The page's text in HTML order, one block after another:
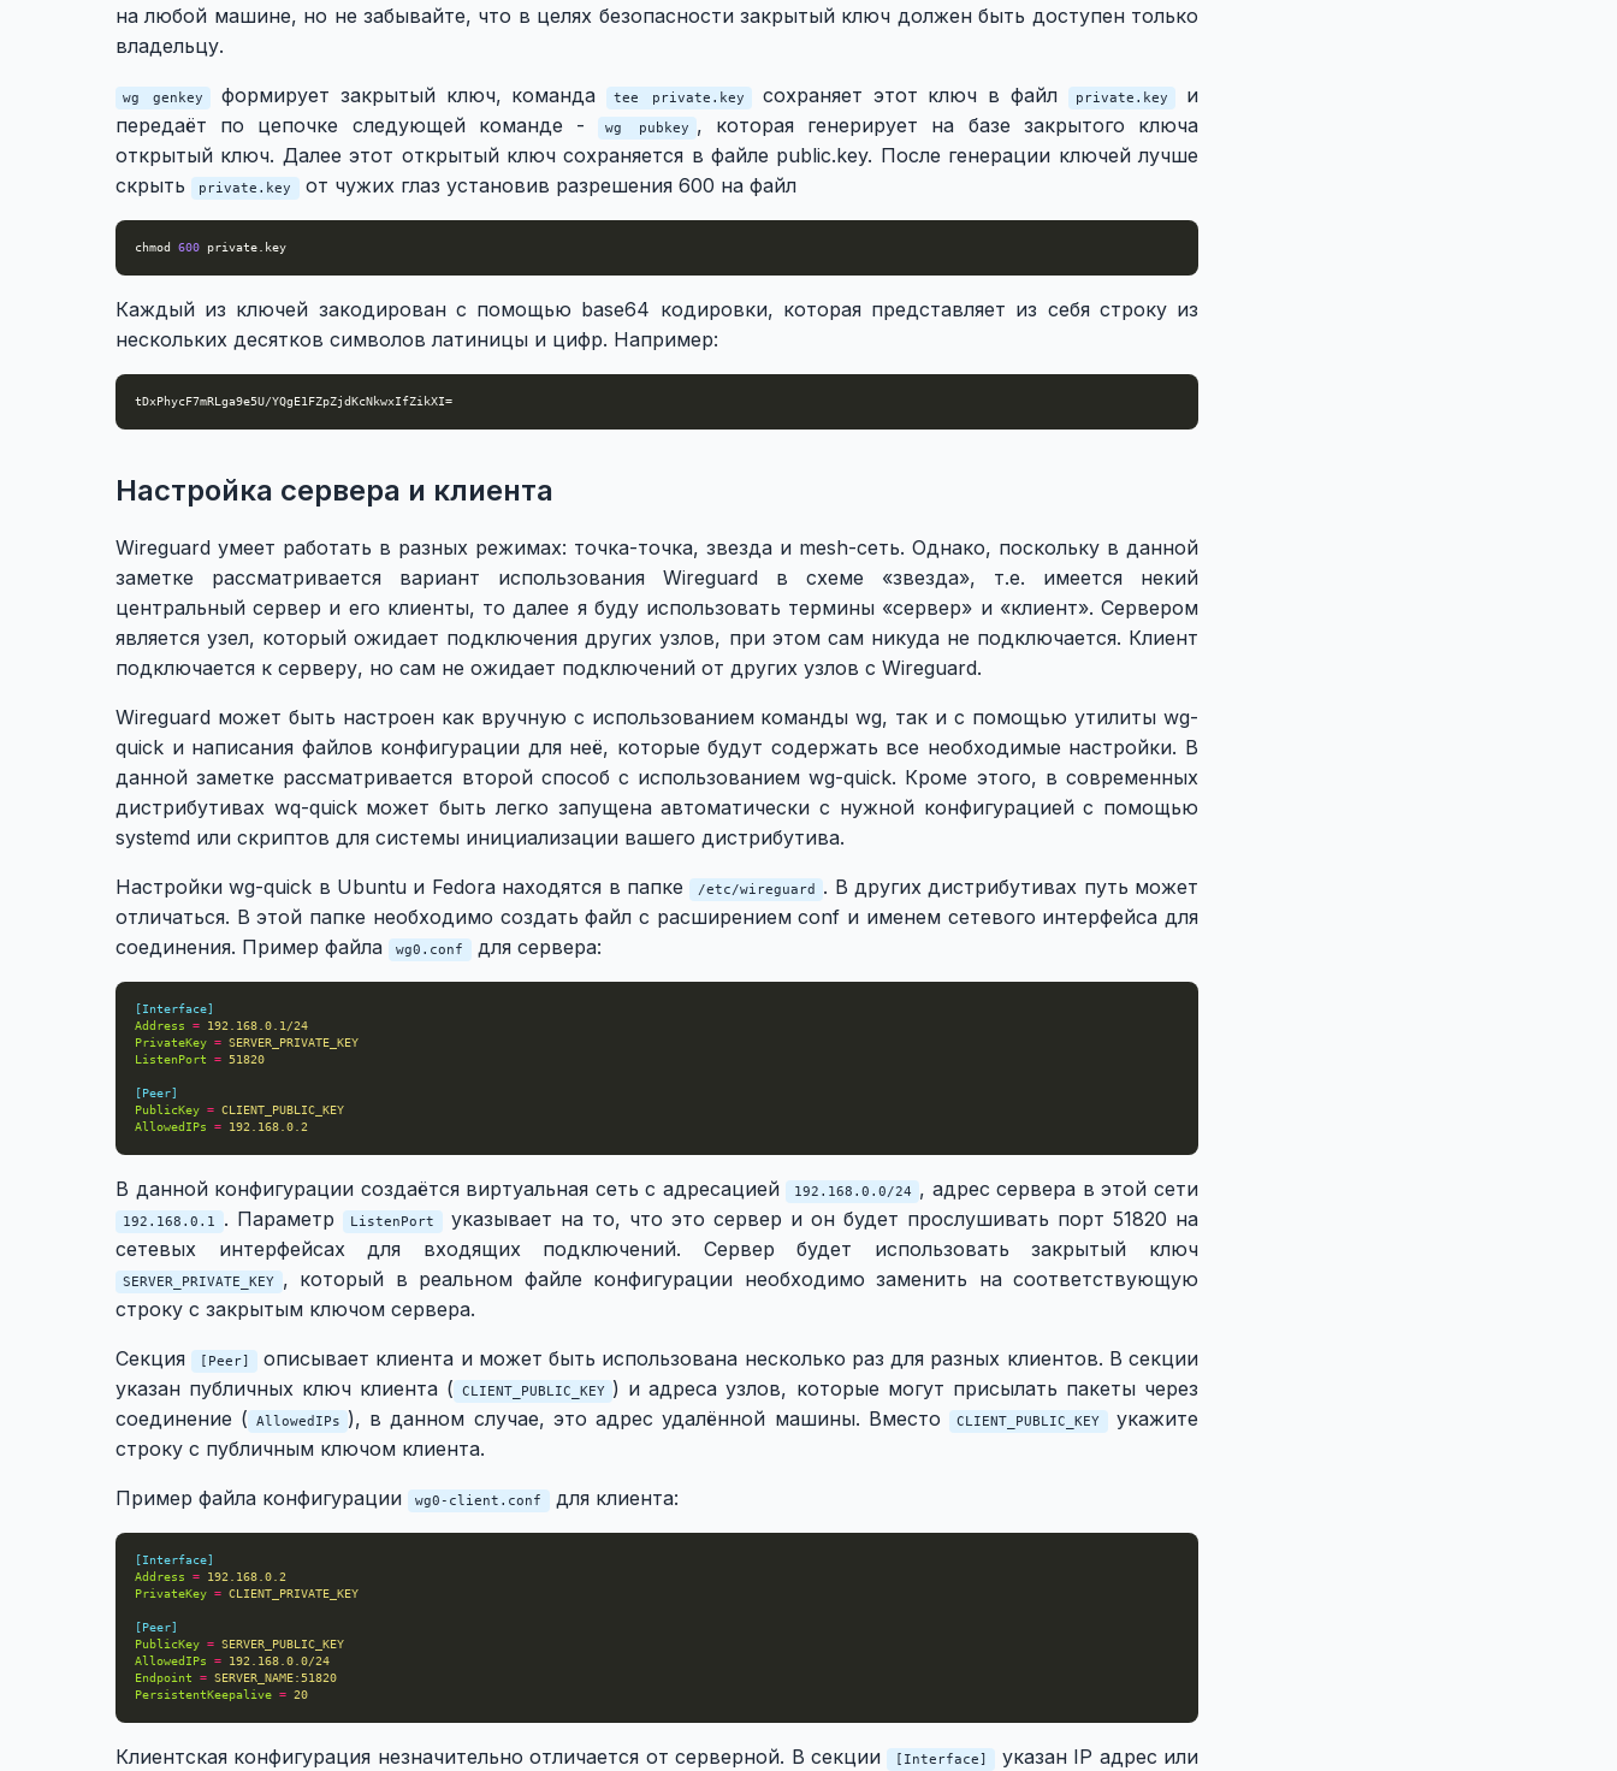
на любой машине, но не забывайте, что в целях безопасности закрытый ключ должен быть доступен только
владельцу.
wg genkey формирует закрытый ключ, команда tee private.key сохраняет этот ключ в файл private.key
и
передаёт по цепочке следующей команде - wg pubkey , которая генерирует на базе закрытого ключа
открытый ключ. Далее этот открытый ключ сохраняется в файле public.key. После генерации ключей лучше
скрыть
private.key от чужих глаз установив разрешения 600 на файл
chmod 600
Каждый из ключей закодирован с помощью base64 кодировки, которая представляет из себя строку из
нескольких десятков символов латиницы и цифр. Например:
Настройка сервера и клиента
Wireguard умеет работать в разных режимах: точка-точка, звезда и mesh-сеть. Однако, поскольку в данной
заметке рассматривается вариант использования Wireguard в схеме «звезда», т.е. имеется некий
центральный сервер и его клиенты, то далее я буду использовать термины «сервер» и «клиент». Сервером
является узел, который ожидает подключения других узлов, при этом сам никуда не подключается. Клиент
подключается к серверу, но сам не ожидает подключений от других узлов с Wireguard.
Wireguard может быть настроен как вручную с использованием команды wg, так и с помощью утилиты wg-
quick и написания файлов конфигурации для неё, которые будут содержать все необходимые настройки. В
данной заметке рассматривается второй способ с использованием wg-quick. Кроме этого, в современных
дистрибутивах wq-quick может быть легко запущена автоматически с нужной конфигурацией с помощью
systemd или скриптов для системы инициализации вашего дистрибутива.
Настройки wg-quick в Ubuntu и Fedora находятся в папке /etc/wireguard
. В других дистрибутивах путь может
отличаться. В этой папке необходимо создать файл с расширением conf и именем сетевого интерфейса для
соединения. Пример файла
wg0.conf для сервера:
[Interface]
Address
=
192.168.0.1/24
PrivateKey = SERVER_PRIVATE_KEY
ListenPort
= 51820
[Peer]
PublicKey = CLIENT_PUBLIC_KEY
AllowedIPs
= 192.168.0.2
В данной конфигурации создаётся виртуальная сеть с адресацией 192.168.0.0/24 , адрес сервера в этой сети
192.168.0.1 . Параметр ListenPort указывает на то, что это сервер и он будет прослушивать порт 51820 на
сетевых интерфейсах для входящих подключений. Сервер будет использовать закрытый ключ
SERVER_PRIVATE_KEY , который в реальном файле конфигурации необходимо заменить на соответствующую
строку с закрытым ключом сервера.
Секция [Peer]
описывает клиента и может быть использована несколько раз для разных клиентов. В секции
указан публичных ключ клиента ( CLIENT_PUBLIC_KEY ) и адреса узлов, которые могут присылать пакеты через
соединение ( AllowedIPs ), в данном случае, это адрес удалённой машины. Вместо CLIENT_PUBLIC_KEY укажите
строку с публичным ключом клиента.
Пример файла конфигурации wg0-client.conf для клиента:
[Interface]
Address
=
192.168.0.2
PrivateKey = CLIENT_PRIVATE_KEY
[Peer]
PublicKey = SERVER_PUBLIC_KEY
AllowedIPs
=
192.168.0.0/24
Endpoint
= SERVER_NAME:51820
PersistentKeepalive = 20
Клиентская конфигурация незначительно отличается от серверной. В секции [Interface]
указан IP адрес или